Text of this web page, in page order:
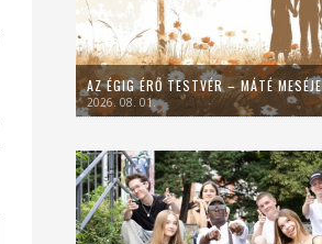
AZ ÉGIG ÉRŐ TESTVÉR – MÁTÉ MESÉJE
2026. 08. 01.